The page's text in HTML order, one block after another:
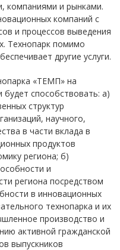
компаниями и рынками.
компаний с
и процессов выведения
Технопарк помимо
другие услуги.
«ТЕМП» на
способствовать: а)
структур
научного,
в части вклада в
продуктов
региона; б)
и
региона посредством
в инновационных
технопарка и их
производство и
активной гражданской
выпускников